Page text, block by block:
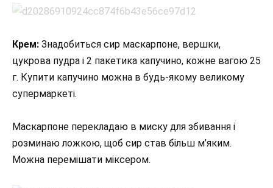
Крем: Знадобиться сир маскарпоне, вершки,
цукрова пудра і 2 пакетика капучино, кожне вагою 25
г. Купити капучино можна в будь-якому великому
супермаркеті.
Маскарпоне перекладаю в миску для збивання і
розминаю ложкою, щоб сир став більш м’яким.
Можна перемішати міксером.